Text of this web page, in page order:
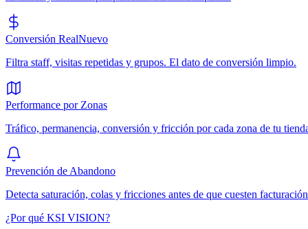
Conversión RealNuevo
Filtra staff, visitas repetidas y grupos. El dato de conversión limpio.
Performance por Zonas
Tráfico, permanencia, conversión y fricción por cada zona de tu
Prevención de Abandono
Detecta saturación, colas y fricciones antes de que cuesten
¿Por qué KSI VISION?